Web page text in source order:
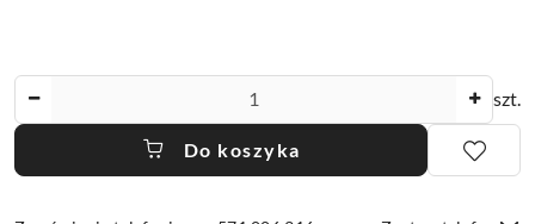
szt.
Do koszyka